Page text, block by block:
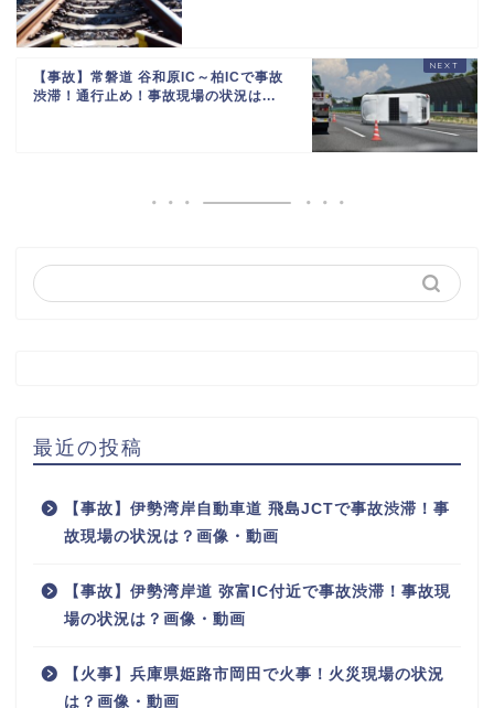
【事故】常磐道 谷和原IC～柏ICで事故
渋滞！通行止め！事故現場の状況は...
最近の投稿
【事故】伊勢湾岸自動車道 飛島JCTで事故渋滞！事
故現場の状況は？画像・動画
【事故】伊勢湾岸道 弥富IC付近で事故渋滞！事故現
場の状況は？画像・動画
【火事】兵庫県姫路市岡田で火事！火災現場の状況
は？画像・動画